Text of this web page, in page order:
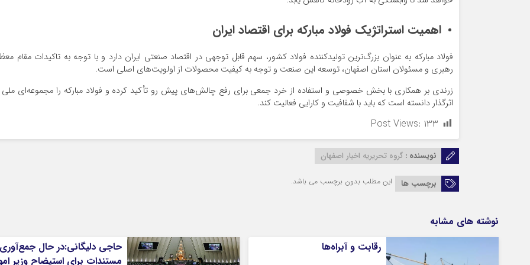
اهمیت استراتژیک فولاد مبارکه برای اقتصاد ایران
فولاد مبارکه به عنوان بزرگ‌ترین تولیدکننده فولاد کشور، سهم قابل توجهی در اقتصاد صنعتی ایران دارد و با توجه به تاکیدات مقام
رهبری و مسئولان استان اصفهان، توسعه این صنعت و توجه به کیفیت محصولات از اولویت‌های اصلی است.
زرندی بر همکاری با بخش خصوصی و استفاده از خرد جمعی برای رفع چالش‌های پیش رو تأکید کرده و فولاد مبارکه را مجموعه‌ای
اثرگذار دانسته است که باید با شفافیت و کارایی فعالیت کند.
Post Views: ۱۳۳
نویسنده : گروه تحریریه اخبار اصفهان
برچسب ها این مطلب بدون برچسب می باشد.
نوشته های مشابه
رقابت و آبراه‌ها
حاجی دلیگانی:در حال جمع‌آوری
مستندات برای استیضاح وزیر